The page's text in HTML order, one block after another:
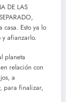
DE LAS
casa. Esto ya lo
y afianzarlo.
planeta
relación con
a
para finalizar,